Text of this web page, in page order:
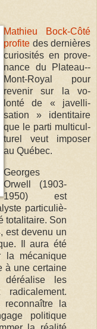
Mathieu Bock-Côté
profite des dernières
curio­sités en prove­
nance du Plateau-­
Mont-­Royal pour
revenir sur la vo­
lonté de « javel­li­
sation » identitaire
que le parti multi­cul­
turel veut imposer
au Québec.
Georges
Orwell (1903-
1950) est
parti­cu­liè­
tota­li­taire. Son
est devenu un
Il aura été
la méca­nique
à une certaine
déréa­lise les
la
politique